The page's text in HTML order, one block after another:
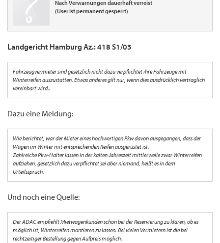
Nach Verwarnungen dauerhaft verreist
(User ist permanent gesperrt)
Landgericht Hamburg Az.: 418 S1/03
Fahrzeugvermieter sind gesetzlich nicht dazu verpflichtet ihre Fahrzeuge mit
Winterreifen auszustatten. Etwas anderes gilt nur, wenn dies ausdrücklich vertraglich
vereinbart wird..
Dazu eine Meldung:
Wie berichtet, war der Mieter eines hochwertigen Pkw davon ausgegangen, dass der
Wagen im Winter mit entsprechenden Reifen ausgerüstet ist.
Zahlreiche Pkw-Halter lassen in der kalten Jahreszeit mittlerweile zwar Winterreifen
aufziehen, gesetzlich dazu verpflichtet sei aber niemand, heißt es in dem
Urteilsspruch.
Und noch eine Quelle:
Der ADAC empfiehlt Mietwagenkunden schon bei der Reservierung zu klären, ob es
möglich ist, Winterreifen montieren zu lassen. Bei vielen Vermietern ist die bei
rechtzeitiger Bestellung gegen Aufpreis möglich.